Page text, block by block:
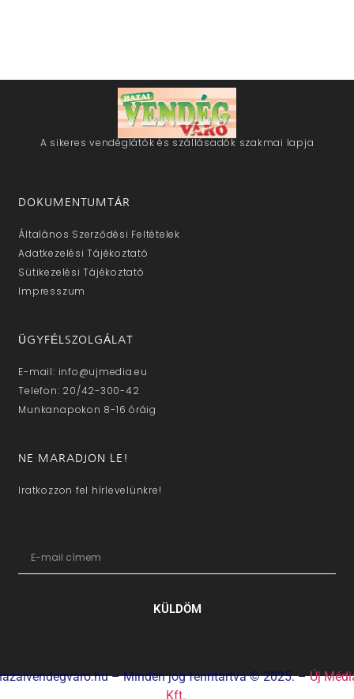
A sikeres vendéglátók és szállásadók szakmai lapja
DOKUMENTUMTÁR
Általános Szerződési Feltételek
Adatkezelési Tájékoztató
Sütikezelési Tájékoztató
Impresszum
ÜGYFÉLSZOLGÁLAT
E-mail: info@ujmedia.eu
Telefon: 20/42-300-42
Munkanapokon 8-16 óráig
NE MARADJON LE!
Iratkozzon fel hírlevelünkre!
KÜLDÖM
– Minden jog fenntartva © 2025. –Új
Kft.